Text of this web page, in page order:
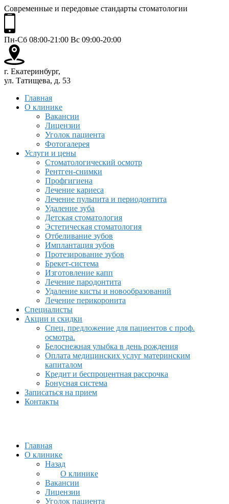
Современные и передовые стандарты стоматологии
Пн-Сб 08:00-21:00 Вс 09:00-20:00
г. Екатеринбург,
ул. Татищева, д. 53
Главная
О клинике
Вакансии
Лицензии
Уголок пациента
Фотогалерея
Услуги и цены
Стоматологический осмотр
Рентген-снимки
Профгигиена
Лечение кариеса
Лечение пульпита и периодонтита
Удаление зуба
Детская стоматология
Эстетическая стоматология
Отбеливание зубов
Имплантация зубов
Протезирование зубов
Брекет-система
Изготовление капп
Лечение пародонтита
Удаление кисты и новообразований
Лечение перикоронита
Специалисты
Акции и скидки
Спец. предложение для пациентов с проф.
осмотра.
Белоснежная улыбка в день рождения
Оплата медицинских услуг материнским
капиталом
Кредит и беспроцентная рассрочка
Бонусная система
Записаться на прием
Контакты
Главная
О клинике
Назад
О клинике
Вакансии
Лицензии
Уголок пациента